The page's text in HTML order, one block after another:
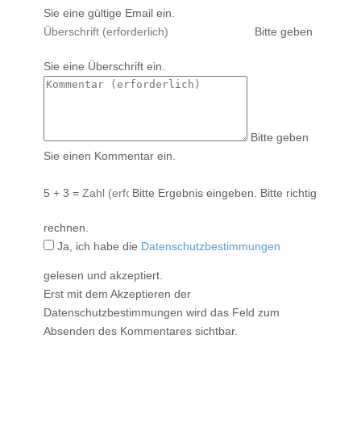
Sie eine gültige Email ein.
Bitte geben
Sie eine Überschrift ein.
Bitte geben
Sie einen Kommentar ein.
5 + 3 = Bitte Ergebnis eingeben. Bitte richtig
rechnen.
Ja, ich habe die Datenschutzbestimmungen
gelesen und akzeptiert.
Erst mit dem Akzeptieren der
Datenschutzbestimmungen wird das Feld zum
Absenden des Kommentares sichtbar.